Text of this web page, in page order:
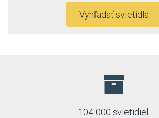
Vyhľadať svietidlá
104 000 svietidiel.